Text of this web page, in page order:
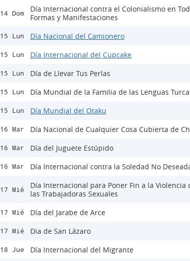
14 Dom
Día Internacional contra el Colonialismo en
Formas y Manifestaciones
15 Lun Día Nacional del Camionero
15 Lun Día Internacional del Cupcake
15 Lun Día de Llevar Tus Perlas
15 Lun Día Mundial de la Familia de las Lenguas
15 Lun Día Mundial del Otaku
16 Mar Día Nacional de Cualquier Cosa Cubierta de
16 Mar Día del Juguete Estúpido
16 Mar Día Internacional contra la Soledad No
17 Mié
Día Internacional para Poner Fin a la Violencia
las Trabajadoras Sexuales
17 Mié Día del Jarabe de Arce
17 Mié Dia de San Lázaro
18 Jue Día Internacional del Migrante